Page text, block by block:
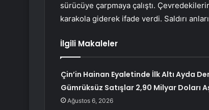
sürücüye çarpmaya çalıştı.
karakola giderek ifade verdi. Saldırı
İlgili Makaleler
Çin’in Hainan Eyaletinde İlk Altı Ayda
Gümrüksüz Satışlar 2,90 Milyar Doları
Ağustos 6, 2026